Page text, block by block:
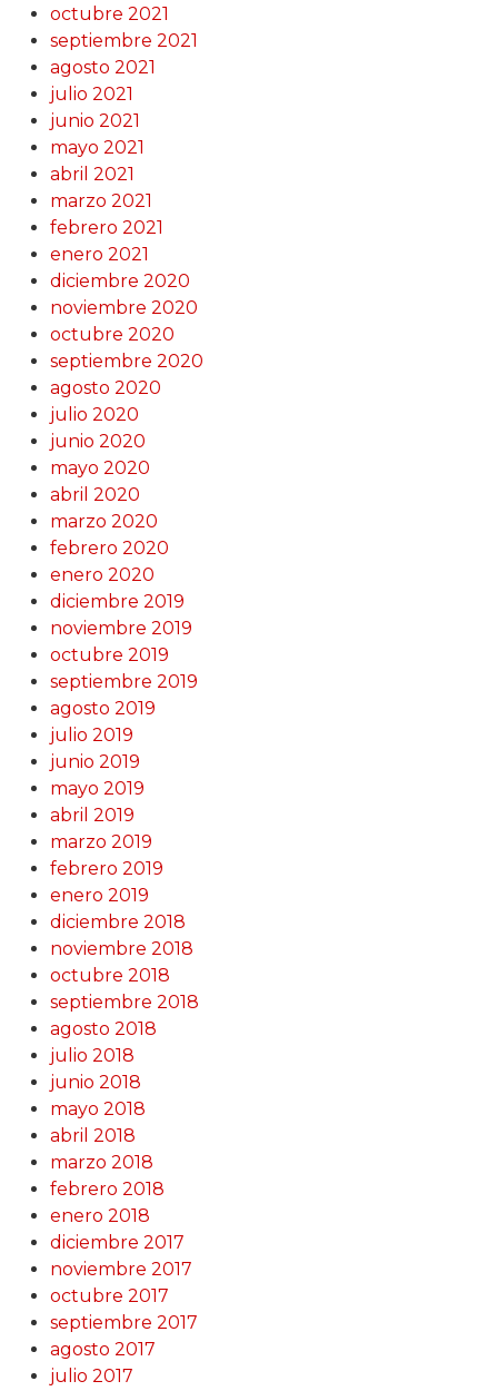
octubre 2021
septiembre 2021
agosto 2021
julio 2021
junio 2021
mayo 2021
abril 2021
marzo 2021
febrero 2021
enero 2021
diciembre 2020
noviembre 2020
octubre 2020
septiembre 2020
agosto 2020
julio 2020
junio 2020
mayo 2020
abril 2020
marzo 2020
febrero 2020
enero 2020
diciembre 2019
noviembre 2019
octubre 2019
septiembre 2019
agosto 2019
julio 2019
junio 2019
mayo 2019
abril 2019
marzo 2019
febrero 2019
enero 2019
diciembre 2018
noviembre 2018
octubre 2018
septiembre 2018
agosto 2018
julio 2018
junio 2018
mayo 2018
abril 2018
marzo 2018
febrero 2018
enero 2018
diciembre 2017
noviembre 2017
octubre 2017
septiembre 2017
agosto 2017
julio 2017